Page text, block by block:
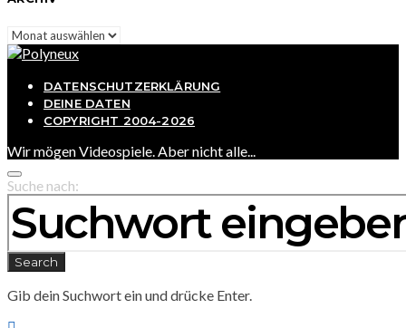
Archiv
DATENSCHUTZERKLÄRUNG
DEINE DATEN
COPYRIGHT 2004-2026
Wir mögen Videospiele. Aber nicht alle...
Suche nach:
Search
Gib dein Suchwort ein und drücke Enter.